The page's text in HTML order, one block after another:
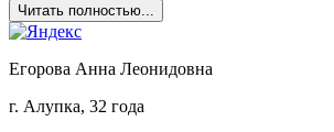
Читать полностью...
Егорова Анна Леонидовна
г. Алупка, 32 года